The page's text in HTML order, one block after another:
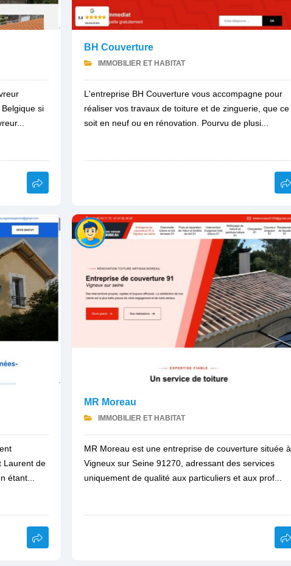
si
BH Couverture
IMMOBILIER ET HABITAT
L'entreprise BH Couverture vous accompagne pour
réaliser vos travaux de toiture et de zinguerie, que ce
soit en neuf ou en rénovation. Pourvu de plusi...
Laurent de
étant...
MR Moreau
IMMOBILIER ET HABITAT
MR Moreau est une entreprise de couverture située à
Vigneux sur Seine 91270, adressant des services
uniquement de qualité aux particuliers et aux prof...